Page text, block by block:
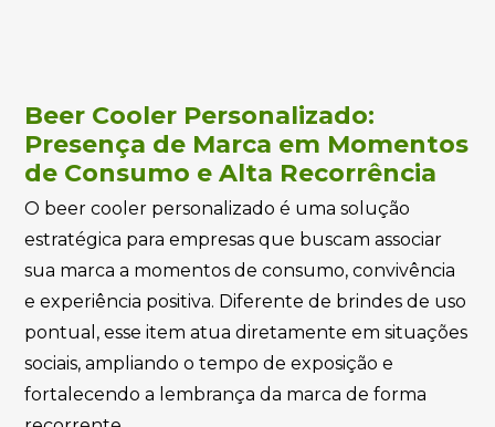
Beer Cooler Personalizado:
Presença de Marca em Momentos
de Consumo e Alta Recorrência
O beer cooler personalizado é uma solução
estratégica para empresas que buscam associar
sua marca a momentos de consumo, convivência
e experiência positiva. Diferente de brindes de uso
pontual, esse item atua diretamente em situações
sociais, ampliando o tempo de exposição e
fortalecendo a lembrança da marca de forma